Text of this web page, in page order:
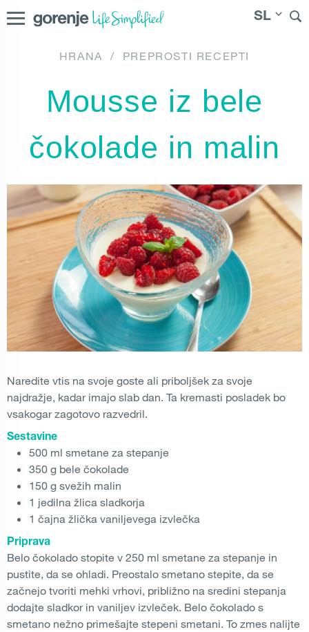
SL
Danmark
HRANA / PREPROSTI RECEPTI
Mousse iz bele
čokolade in malin
Naredite vtis na svoje goste ali priboljšek za svoje
najdražje, kadar imajo slab dan. Ta kremasti posladek bo
vsakogar zagotovo razvedril.
Sestavine
500 ml smetane za stepanje
350 g bele čokolade
150 g svežih malin
1 jedilna žlica sladkorja
1 čajna žlička vaniljevega izvlečka
Priprava
Belo čokolado stopite v 250 ml smetane za stepanje in
pustite, da se ohladi. Preostalo smetano stepite, da se
začnejo tvoriti mehki vrhovi, približno na sredini stepanja
dodajte sladkor in vaniljev izvleček. Belo čokolado s
smetano nežno primešajte stepeni smetani. To zmes nalijte